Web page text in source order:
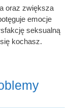
oraz zwiększa
emocje
seksualną
kochasz.